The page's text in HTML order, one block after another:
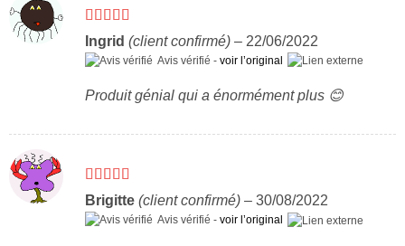
Note5 sur 5
Ingrid (client confirmé) – 22/06/2022
Avis vérifié - voir l’original
Produit génial qui a énormément plus 😊
Note5sur 5
Brigitte (client confirmé) – 30/08/2022
Avis vérifié - voir l’original